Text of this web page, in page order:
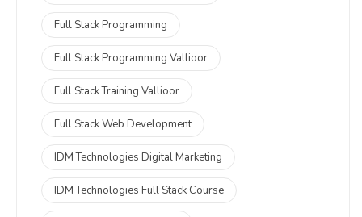
Full Stack Programming
Full Stack Programming Vallioor
Full Stack Training Vallioor
Full Stack Web Development
IDM Technologies Digital Marketing
IDM Technologies Full Stack Course